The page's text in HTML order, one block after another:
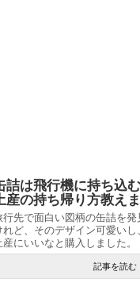
詰は飛行機に持ち込
産の持ち帰り方教え
行先で面白い図柄の缶詰を
れど、そのデザイン可愛い
産にいいなと購入しました。
記事を読む